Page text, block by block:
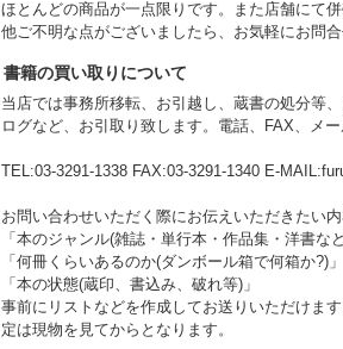
ほとんどの商品が一点限りです。また店舗にて
他ご不明な点がございましたら、お気軽にお問合
書籍の買い取りについて
当店では事務所移転、お引越し、蔵書の処分等
ログなど、お引取り致します。電話、FAX、メ
TEL:03-3291-1338 FAX:03-3291-1340 E-
お問い合わせいただく際にお伝えいただきたい内
「本のジャンル(雑誌・単行本・作品集・洋書など
「何冊くらいあるのか(ダンボール箱で何箱か?)」
「本の状態(蔵印、書込み、破れ等)」
事前にリストなどを作成してお送りいただけま
定は現物を見てからとなります。